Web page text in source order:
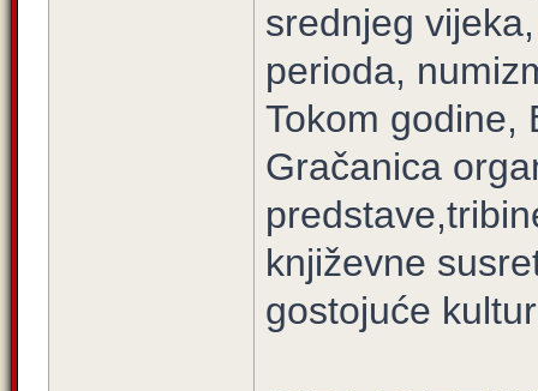
srednjeg
perioda,
Tokom godine,
Gračanica
književne
gostojuće